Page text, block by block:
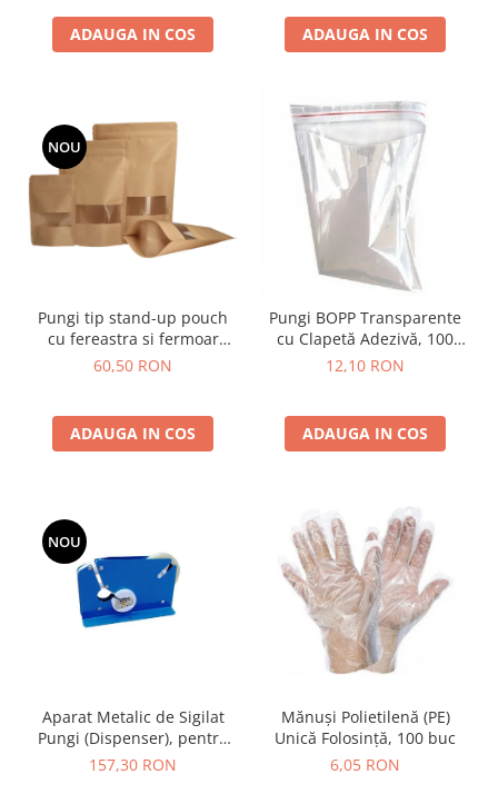
ADAUGA IN COS ADAUGA IN COS
NOU
Pungi tip stand-up pouch
cu fereastra si fermoar
ziplock
60,50 RON
ADAUGA IN COS
Pungi BOPP Transparente
cu Clapetă Adezivă, 100
buc/set
12,10 RON
ADAUGA IN COS
NOU
Aparat Metalic de Sigilat
Pungi (Dispenser), pentru
Bandă de 9mm
157,30 RON
Mănuși Polietilenă (PE)
Unică Folosință, 100 buc
6,05 RON